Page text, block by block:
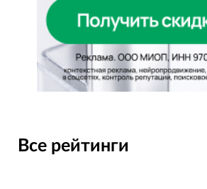
Все рейтинги